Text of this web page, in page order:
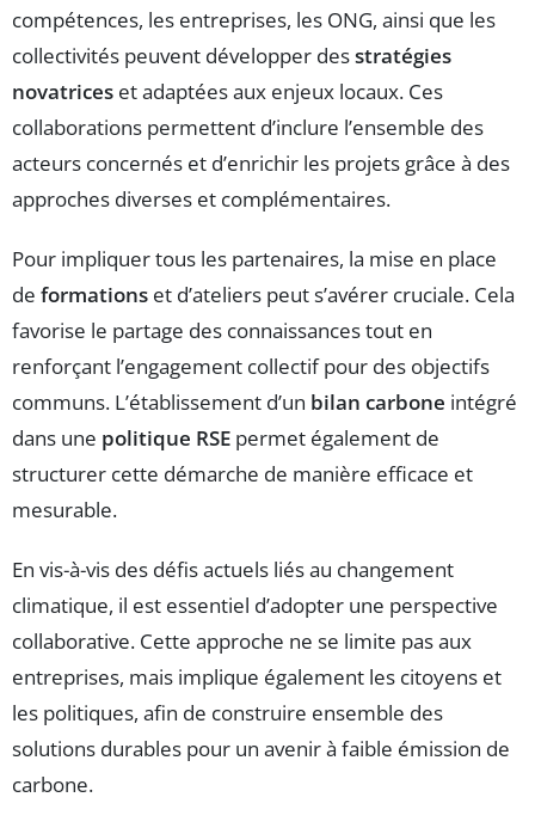
compétences, les entreprises, les ONG, ainsi que les
collectivités peuvent développer desstratégies
novatrices et adaptées aux enjeux locaux. Ces
collaborations permettent d’inclure l’ensemble des
acteurs concernés et d’enrichir les projets grâce à des
approches diverses et complémentaires.
Pour impliquer tous les partenaires, la mise en place
de formations et d’ateliers peut s’avérer cruciale. Cela
favorise le partage des connaissances tout en
renforçant l’engagement collectif pour des objectifs
communs. L’établissement d’un bilan carbone intégré
dans une politique RSE permet également de
structurer cette démarche de manière efficace et
mesurable.
En vis-à-vis des défis actuels liés au changement
climatique, il est essentiel d’adopter une perspective
collaborative. Cette approche ne se limite pas aux
entreprises, mais implique également les citoyens et
les politiques, afin de construire ensemble des
solutions durables pour un avenir à faible émission de
carbone.